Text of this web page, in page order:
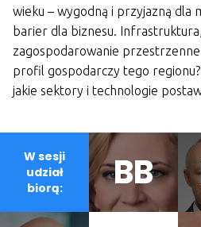
wieku – wygodną i przyjazną dla
barier dla biznesu.
zagospodarowanie przestrzenne
profil gospodarczy tego regionu?
jakie sektory i technologie
W sesji
udział
biorą:
BB